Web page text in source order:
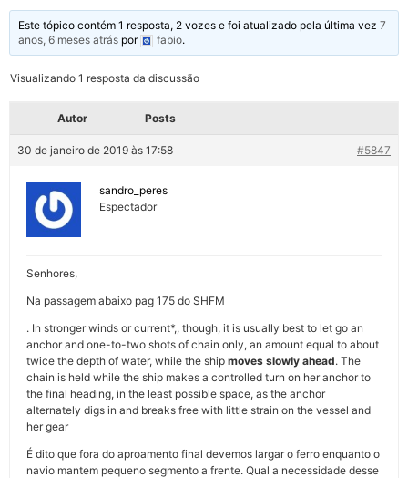
Este tópico contém 1 resposta, 2 vozes e foi atualizado pela última vez7
anos, 6 meses atrás por fabio.
Visualizando 1 resposta da discussão
Autor Posts
30 de janeiro de 2019 às 17:58 #5847
sandro_peres
Espectador
Senhores,
Na passagem abaixo pag 175 do SHFM
. In stronger winds or current*,, though, it is usually best to let go an
anchor and one-to-two shots of chain only, an amount equal to about
twice the depth of water, while the ship moves slowly ahead. The
chain is held while the ship makes a controlled turn on her anchor to
the final heading, in the least possible space, as the anchor
alternately digs in and breaks free with little strain on the vessel and
her gear
É dito que fora do aproamento final devemos largar o ferro enquanto o
navio mantem pequeno segmento a frente. Qual a necessidade desse